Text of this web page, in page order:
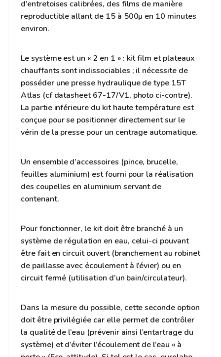
d’entretoises calibrées, des films de manière
reproductible allant de 15 à 500µ en 10 minutes
environ.
Le système est un « 2 en 1 » : kit film et plateaux
chauffants sont indissociables ; il nécessite de
posséder une presse hydraulique de type 15T
Atlas (cf datasheet 67-17/V1, photo ci-contre).
La partie inférieure du kit haute température est
conçue pour se positionner directement sur le
vérin de la presse pour un centrage automatique.
Un ensemble d’accessoires (pince, brucelle,
feuilles aluminium) est fourni pour la réalisation
des coupelles en aluminium servant de
contenant.
Pour fonctionner, le kit doit être branché à un
système de régulation en eau, celui-ci pouvant
être fait en circuit ouvert (branchement au robinet
de paillasse avec écoulement à l’évier) ou en
circuit fermé (utilisation d’un bain/circulateur).
Dans la mesure du possible, cette seconde option
doit être privilégiée car elle permet de contrôler
la qualité de l’eau (prévenir ainsi l’entartrage du
système) et d’éviter l’écoulement de l’eau « à